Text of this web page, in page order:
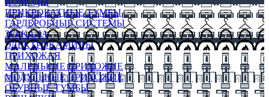
ПРИКРОВАТНЫЕ ТУМБЫ
ГАРДЕРОБНЫЕ СИСТЕМЫ
ЗЕРКАЛА
ЭЛЕКТРОКАМИНЫ
ПРИХОЖАЯ
МАЛЕНЬКИЕ ПРИХОЖИЕ
МОДУЛЬНЫЕ ПРИХОЖИЕ
ОБУВНЫЕ ТУМБЫ